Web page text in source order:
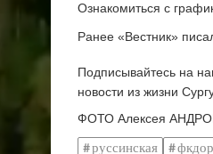
Ознакомиться с
Ранее «Вестник»
Подписывайтесь на
новости из жизни
ФОТО Алексея
руссинская